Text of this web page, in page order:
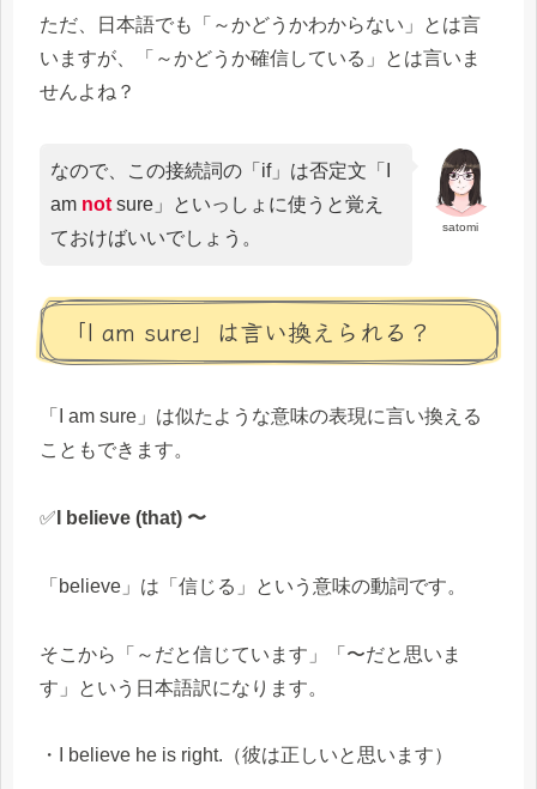
ただ、日本語でも「～かどうかわからない」とは言
いますが、「～かどうか確信している」とは言いま
せんよね？
satomi
なので、この接続詞の「if」は否定文「I
am not sure」といっしょに使うと覚え
ておけばいいでしょう。
「I am sure」は言い換えられる？
「I am sure」は似たような意味の表現に言い換える
こともできます。
✅ I believe (that) 〜
「believe」は「信じる」という意味の動詞です。
そこから「～だと信じています」「〜だと思いま
す」という日本語訳になります。
・I believe he is right.（彼は正しいと思います）